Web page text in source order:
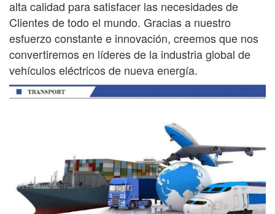
alta calidad para satisfacer las necesidades de
Clientes de todo el mundo. Gracias a nuestro
esfuerzo constante e innovación, creemos que nos
convertiremos en líderes de la industria global de
vehículos eléctricos de nueva energía.